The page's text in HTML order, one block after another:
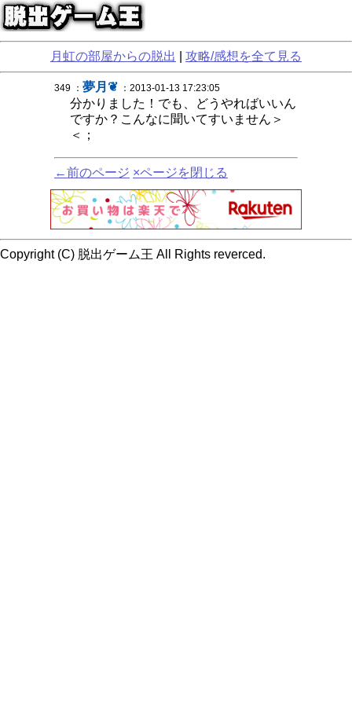
月虹の部屋からの脱出 攻略/感想を全て見る
349 ： 夢月❦ ：2013-01-13 17:23:05
分かりました！でも、どうやればいいん
ですか？こんなに聞いてすいません＞
＜；
←前のページ ×ページを閉じる
Copyright (C) 脱出ゲーム王 All Rights reverced.